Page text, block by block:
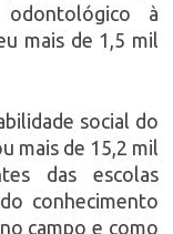
odontológico à
mais de 1,5 mil
social do
mais de 15,2 mil
das escolas
conhecimento
campo e como